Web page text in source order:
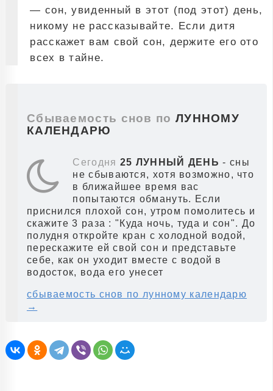
— сон, увиденный в этот (под этот) день,
никому не рассказывайте. Если дитя
расскажет вам свой сон, держите его ото
всех в тайне.
Сбываемость снов по ЛУННОМУ
КАЛЕНДАРЮ
Сегодня 25 ЛУННЫЙ ДЕНЬ - сны
не сбываются, хотя возможно, что
в ближайшее время вас
попытаются обмануть. Если
приснился плохой сон, утром помолитесь и
скажите 3 раза : "Куда ночь, туда и сон". До
полудня откройте кран с холодной водой,
перескажите ей свой сон и представьте
себе, как он уходит вместе с водой в
водосток, вода его унесет
сбываемость снов по лунному календарю
→